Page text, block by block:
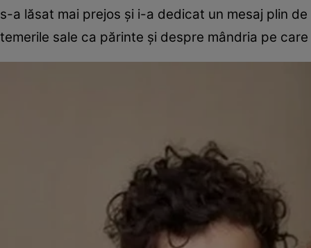
s-a lăsat mai prejos și i-a dedicat un mesaj plin
temerile sale ca părinte și despre mândria pe